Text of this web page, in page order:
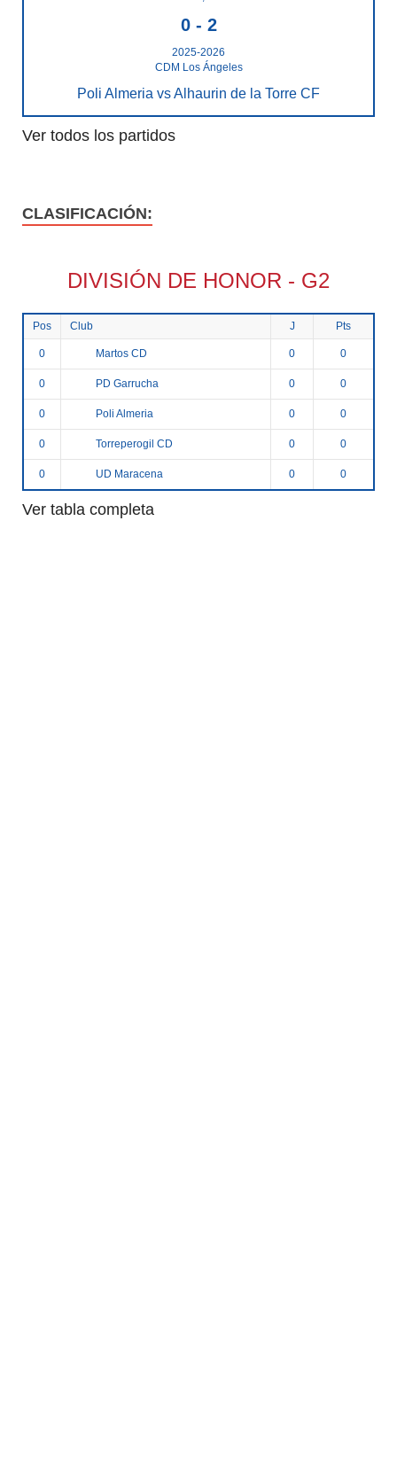
0- 2
2025-2026
CDM Los Ángeles
Poli Almeria vs Alhaurin de la Torre CF
Ver todos los partidos
CLASIFICACIÓN:
DIVISIÓN DE HONOR - G2
Pos Club J Pts
0 Martos CD 0 0
0 PD Garrucha 0 0
0 Poli Almeria 0 0
0 Torreperogil CD 0 0
0 UD Maracena 0 0
Ver tabla completa